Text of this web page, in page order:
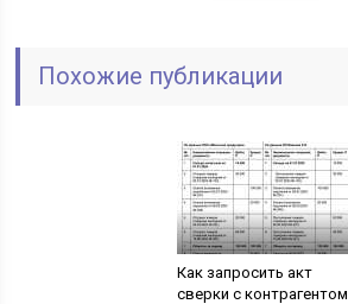
Похожие публикации
Как запросить акт
сверки с контрагентом